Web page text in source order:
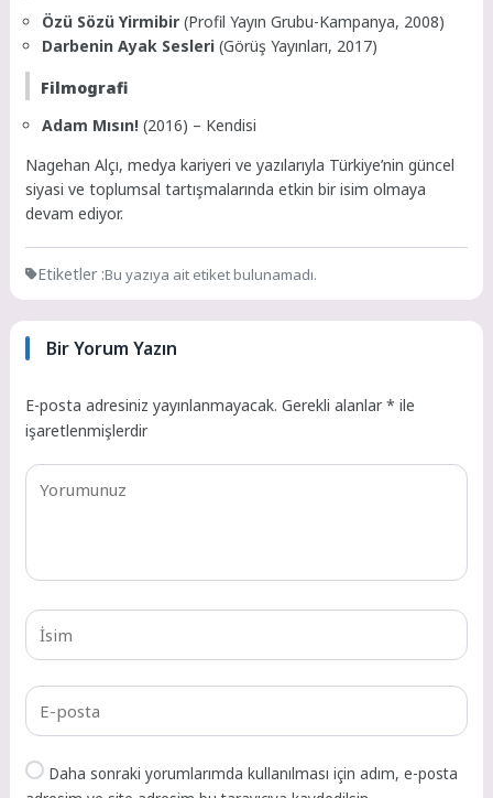
Özü Sözü Yirmibir (Profil Yayın Grubu-Kampanya, 2008)
Darbenin Ayak Sesleri (Görüş Yayınları, 2017)
Filmografi
Adam Mısın! (2016) – Kendisi
Nagehan Alçı, medya kariyeri ve yazılarıyla Türkiye’nin güncel
siyasi ve toplumsal tartışmalarında etkin bir isim olmaya
devam ediyor.
Etiketler :Bu yazıya ait etiket bulunamadı.
Bir Yorum Yazın
E-posta adresiniz yayınlanmayacak. Gerekli alanlar* ile
işaretlenmişlerdir
Daha sonraki yorumlarımda kullanılması için adım, e-posta